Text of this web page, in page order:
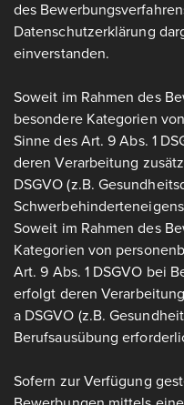
des
Datenschutzerklärung
einverstanden.
Soweit im Rahmen des
besondere Kategorien
Sinne des Art. 9 Abs. 1
deren Verarbeitung
DSGVO (z.B.
Soweit im Rahmen des
Kategorien von
Art. 9 Abs. 1 DSGVO bei
erfolgt deren
a DSGVO (z.B.
Berufsausübung
Sofern zur Verfügung